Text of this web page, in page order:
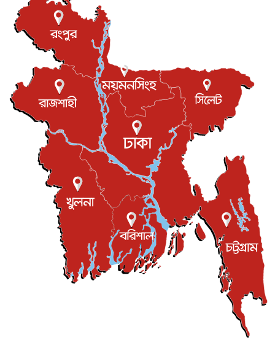
টি-টোয়েন্টি ইতিহাসের সর্বোচ্চ রানের মালিক এখন জস বাটলার
বস্তিতে কেটেছে শৈশব, আজ মুম্বাইয়ে দুই বাড়ির মালিক
বিনোদন ৬ আগস্ট, ২০২৬
যুক্তরাজ্যে বসবাসরত জাতীয়তাবাদী কুলাউড়াবাসীর মত বিনিময়
সভা...
ইউকে কমিউনিটি ৫ আগস্ট, ২০২৬
প্রধানমন্ত্রীকে সৌদি আরব সফরের আমন্ত্রণ
জাতীয় ৫ আগস্ট, ২০২৬
জুলাই গণ-অভ্যুত্থান দিবস আজ, স্মরণে দেশজুড়ে কর্মসূচি
জাতীয় ৫ আগস্ট, ২০২৬
জনগণ পরিবর্তন চেয়েছে বলেই জুলাই আন্দোলন সফল :
৫ আগস্ট, ২০২৬
বেনজীর আহমেদের সঙ্গে পরীমনির ঘনিষ্ঠ সম্পর্ক ছিল : নাসির
মাহম...
জাতীয় ৫ আগস্ট, ২০২৬
হরমুজ নিয়ে ইরান-মার্কিন চুক্তি হতে পারে আজ : মার্কিন অর্থমন...
৫ আগস্ট, ২০২৬
পৃথিবীর দিকে আসছে বিধ্বংসী বস্তু, পারমাণবিক বোমা দিয়ে করা